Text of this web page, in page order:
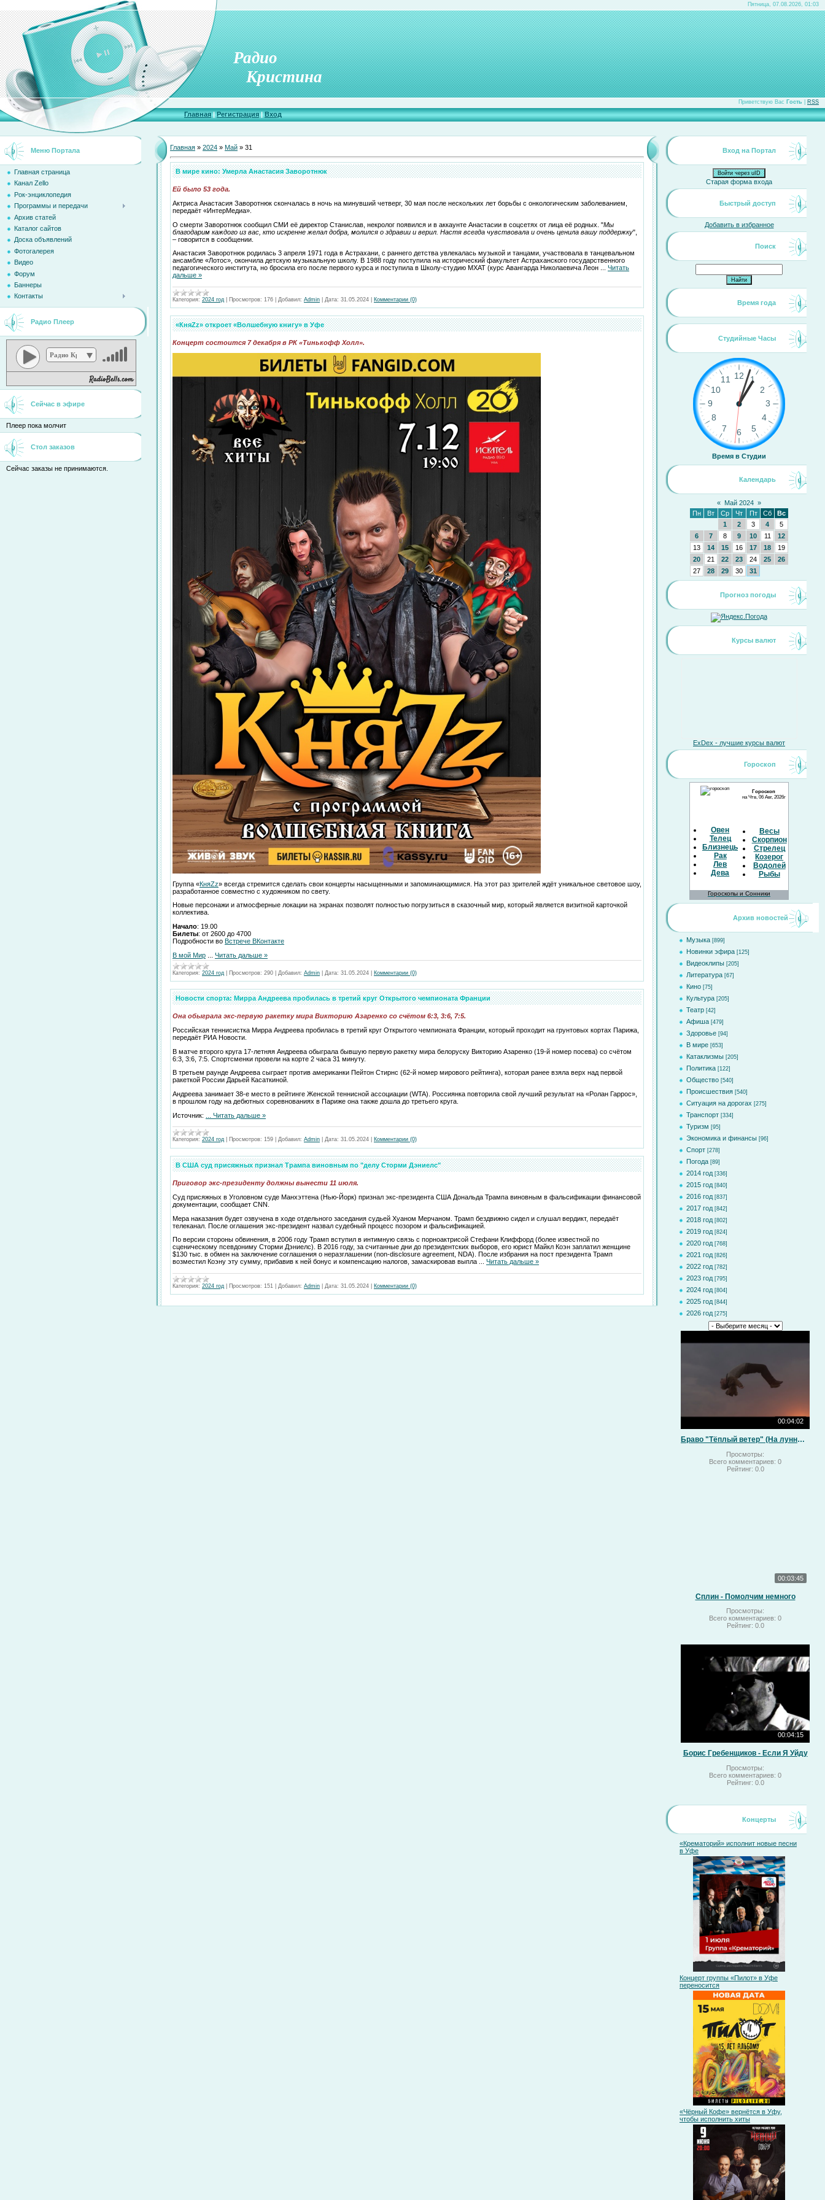
Пятница, 07.08.2026, 01:03
Радио
Кристина
Приветствую Вас Гость RSS
Главная|Регистрация|Вход
Меню Портала
Главная страница
Канал Zello
Рок-энциклопедия
Программы и передачи
Архив статей
Каталог сайтов
Доска объявлений
Фотогалерея
Видео
Форум
Баннеры
Контакты
Радио Плеер
Радио Кристина
Сейчас в эфире
Плеер пока молчит
Стол заказов
Сейчас заказы не принимаются.
Главная » 2024 » Май » 31
В мире кино: Умерла Анастасия Заворотнюк
Ей было 53 года.
Актриса Анастасия Заворотнюк скончалась в ночь на минувший четверг, 30 мая после нескольких лет борьбы с онкологическим заболеванием,
передаёт «ИнтерМедиа».
О смерти Заворотнюк сообщил СМИ её директор Станислав, некролог появился и в аккаунте Анастасии в соцсетях от лица её родных. "Мы
благодарим каждого из вас, кто искренне желал добра, молился о здравии и верил. Настя всегда чувствовала и очень ценила вашу поддержку",
– говорится в сообщении.
Анастасия Заворотнюк родилась 3 апреля 1971 года в Астрахани, с раннего детства увлекалась музыкой и танцами, участвовала в танцевальном
ансамбле «Лотос», окончила детскую музыкальную школу. В 1988 году поступила на исторический факультет Астраханского государственного
педагогического института, но бросила его после первого курса и поступила в Школу-студию МХАТ (курс Авангарда Николаевича Леон
Читать
дальше »
Категория: 2024 год Просмотров: 176 Добавил: Admin Дата: 31.05.2024 Комментарии (0)
«КняZz» откроет «Волшебную книгу» в Уфе
Концерт состоится 7 декабря в РК «Тинькофф Холл».
Группа «КняZz» всегда стремится сделать свои концерты насыщенными и запоминающимися. На этот раз зрителей ждёт уникальное световое шоу,
разработанное совместно с художником по свету.
Новые персонажи и атмосферные локации на экранах позволят полностью погрузиться в сказочный мир, который является визитной карточкой
коллектива.
Начало: 19.00
Билеты: от 2600 до 4700
Подробности во Встрече ВКонтакте
В мой Мир
Читать дальше »
Категория: 2024 год Просмотров: 290 Добавил: Admin Дата: 31.05.2024 Комментарии (0)
Новости спорта: Мирра Андреева пробилась в третий круг Открытого чемпионата Франции
Она обыграла экс-первую ракетку мира Викторию Азаренко со счётом 6:3, 3:6, 7:5.
Российская теннисистка Мирра Андреева пробилась в третий круг Открытого чемпионата Франции, который проходит на грунтовых кортах Парижа,
передаёт РИА Новости.
В матче второго круга 17-летняя Андреева обыграла бывшую первую ракетку мира белоруску Викторию Азаренко (19-й номер посева) со счётом
6:3, 3:6, 7:5. Спортсменки провели на корте 2 часа 31 минуту.
В третьем раунде Андреева сыграет против американки Пейтон Стирнс (62-й номер мирового рейтинга), которая ранее взяла верх над первой
ракеткой России Дарьей Касаткиной.
Андреева занимает 38-е место в рейтинге Женской теннисной ассоциации (WTA). Россиянка повторила свой лучший результат на «Ролан Гаррос»,
в прошлом году на дебютных соревнованиях в Париже она также дошла до третьего круга.
Источник:
Читать дальше »
Категория: 2024 год Просмотров: 159 Добавил: Admin Дата: 31.05.2024 Комментарии (0)
В США суд присяжных признал Трампа виновным по "делу Сторми Дэниелс"
Приговор экс-президенту должны вынести 11 июля.
Суд присяжных в Уголовном суде Манхэттена (Нью-Йорк) признал экс-президента США Дональда Трампа виновным в фальсификации финансовой
документации, сообщает CNN.
Мера наказания будет озвучена в ходе отдельного заседания судьей Хуаном Мерчаном. Трамп бездвижно сидел и слушал вердикт, передаёт
телеканал. После оглашения экс-президент назвал судебный процесс позором и фальсификацией.
По версии стороны обвинения, в 2006 году Трамп вступил в интимную связь с порноактрисой Стефани Клиффорд (более известной по
сценическому псевдониму Сторми Дэниелс). В 2016 году, за считанные дни до президентских выборов, его юрист Майкл Коэн заплатил женщине
$130 тыс. в обмен на заключение соглашения о неразглашении (non-disclosure agreement, NDA). После избрания на пост президента Трамп
возместил Коэну эту сумму, прибавив к ней бонус и компенсацию налогов, замаскировав выпла
Читать дальше »
Категория: 2024 год Просмотров: 151 Добавил: Admin Дата: 31.05.2024 Комментарии (0)
Вход на Портал
Войти через uID
Старая форма входа
Быстрый доступ
Добавить в избранное
Поиск
Время года
Студийные Часы
Время в Студии
Календарь
« Май 2024 »
Пн
Вт Ср Чт Пт Сб
Вс
1
2 3 4
5
6
7 8 9 10 11
12
13
14 15 16 17 18
19
20
21 22 23 24 25
26
27
28 29 30 31
Прогноз погоды
Курсы валют
ExDex - лучшие курсы валют
Гороскоп
Гороскоп
на Чтв, 06 Авг, 2026г
Овен
Телец
Близнецы
Рак
Лев
Дева
Весы
Скорпион
Стрелец
Козерог
Водолей
Рыбы
Гороскопы и Сонники
Архив новостей
Музыка [899]
Новинки эфира [125]
Видеоклипы [205]
Литература [67]
Кино [75]
Культура [205]
Театр [42]
Афиша [479]
Здоровье [94]
В мире [653]
Катаклизмы [205]
Политика [122]
Общество [540]
Происшествия [540]
Ситуация на дорогах [275]
Транспорт [334]
Туризм [95]
Экономика и финансы [96]
Спорт [278]
Погода [89]
2014 год [336]
2015 год [840]
2016 год [837]
2017 год [842]
2018 год [802]
2019 год [824]
2020 год [768]
2021 год [826]
2022 год [782]
2023 год [795]
2024 год [804]
2025 год [844]
2026 год [275]
00:04:02
Браво "Тёплый ветер" (На лунный свет)
Просмотры:
Всего комментариев: 0
Рейтинг: 0.0
00:03:45
Сплин - Помолчим немного
Просмотры:
Всего комментариев: 0
Рейтинг: 0.0
00:04:15
Борис Гребенщиков - Если Я Уйду
Просмотры:
Всего комментариев: 0
Рейтинг: 0.0
Концерты
«Крематорий» исполнит новые песни
в Уфе
Концерт группы «Пилот» в Уфе
переносится
«Чёрный Кофе» вернётся в Уфу,
чтобы исполнить хиты